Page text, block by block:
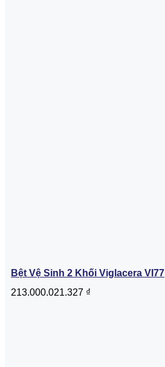
Bệt Vệ Sinh 2 Khối Viglacera VI77
213.000.021.327 ₫